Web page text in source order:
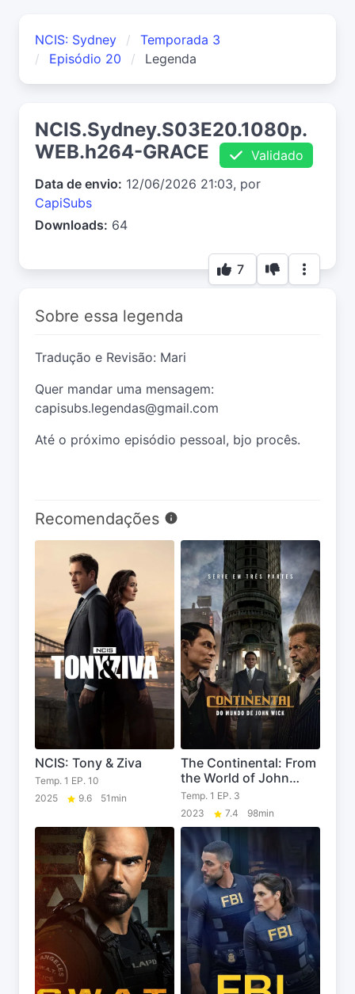
NCIS: Sydney
Temporada 3
Episódio 20
Legenda
NCIS.Sydney.S03E20.1080p.
WEB.h264-GRACE
Validado
Data de envio: 12/06/2026 21:03, por
CapiSubs
Downloads: 64
7
Sobre essa legenda
Tradução e Revisão: Mari
Quer mandar uma mensagem:
capisubs.legendas@gmail.com
Até o próximo episódio pessoal, bjo procês.
Recomendações
NCIS: Tony & Ziva
Temp. 1 EP. 10
2025
9.6 51min
The Continental: From
the World of John
Wick
Temp. 1 EP. 3
2023
7.4 98min